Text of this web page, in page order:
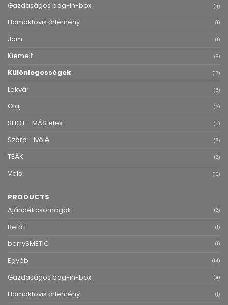
Gazdaságos bag-in-box (4)
Homoktövis őrlemény (1)
Jam (1)
Kiemelt (8)
Különlegességek (17)
Lekvár (5)
Olaj (6)
SHOT - MÁSfeles (5)
Szörp - Ivólé (6)
TEÁK (2)
Velő (10)
PRODUCTS
Ajándékcsomagok
(2)
Befőtt (1)
berrySMETIC (1)
Egyéb (14)
Gazdaságos bag-in-box (4)
Homoktövis őrlemény (1)